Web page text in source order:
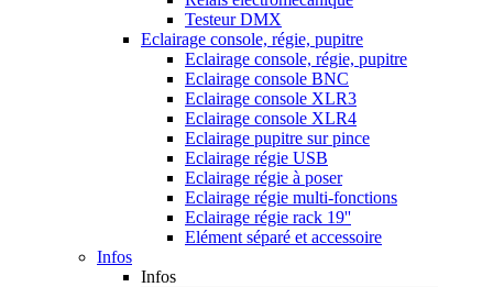
Testeur DMX
Eclairage console, régie, pupitre
Eclairage console, régie, pupitre
Eclairage console BNC
Eclairage console XLR3
Eclairage console XLR4
Eclairage pupitre sur pince
Eclairage régie USB
Eclairage régie à poser
Eclairage régie multi-fonctions
Eclairage régie rack 19''
Elément séparé et accessoire
Infos
Infos